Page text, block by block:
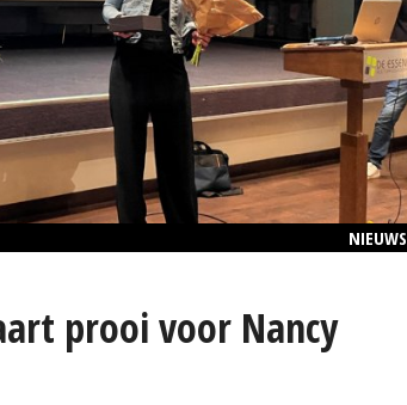
NIEUWS
prooi voor Nancy